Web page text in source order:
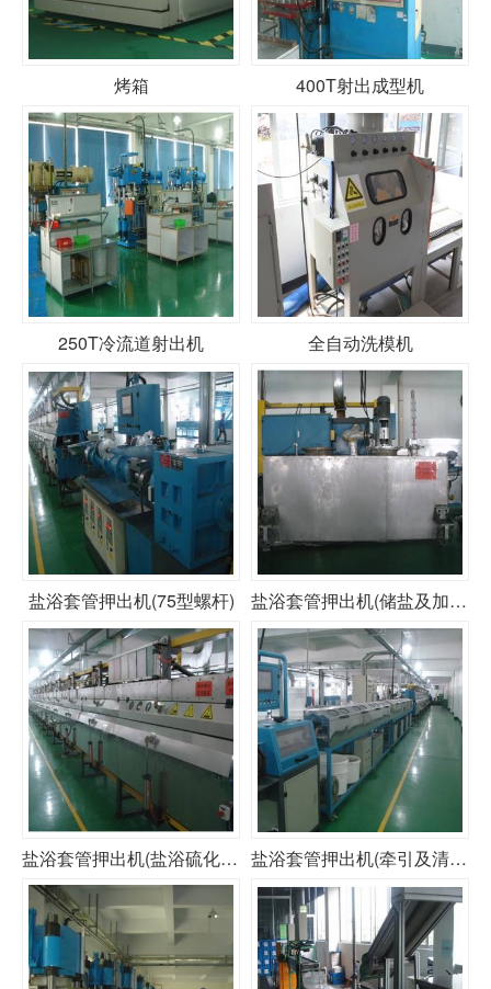
烤箱 400T射出成型机
250T冷流道射出机 全自动洗模机
盐浴套管押出机(75型螺杆) 盐浴套管押出机(储盐及加热罐)
盐浴套管押出机(盐浴硫化段) 盐浴套管押出机(牵引及清洗段)